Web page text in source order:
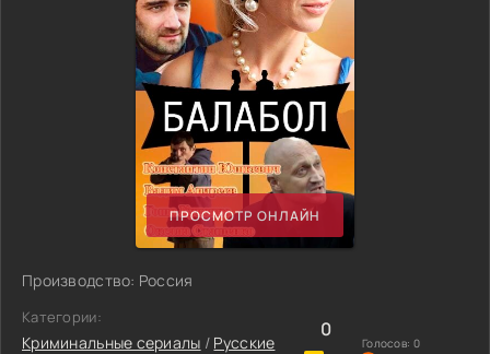
ПРОСМОТР ОНЛАЙН
Производство: Россия
Категории:
Криминальные сериалы / Русские
0
Голосов: 0